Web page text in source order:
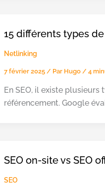
15 différents types
Netlinking
7 février 2025 / Par Hugo / 4
En SEO, il existe
référencement. Google
SEO on-site vs SEO
SEO